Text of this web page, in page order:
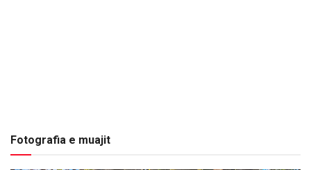
Fotografia e muajit